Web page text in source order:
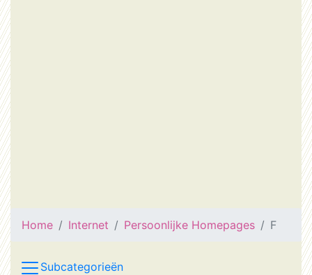
Home Internet Persoonlijke Homepages F
Subcategorieën